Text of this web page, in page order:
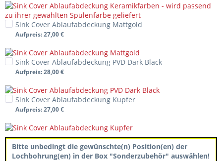
Sink Cover Ablaufabdeckung Mattgold
Aufpreis: 27,00 €
Sink Cover Ablaufabdeckung PVD Dark Black
Aufpreis: 28,00 €
Sink Cover Ablaufabdeckung Kupfer
Aufpreis: 27,00 €
Bitte unbedingt die gewünschte(n) Position(en) der
Lochbohrung(en) in der Box "Sonderzubehör" auswählen!